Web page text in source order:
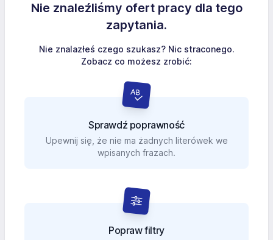
Nie znaleźliśmy ofert pracy dla tego
zapytania.
Nie znalazłeś czego szukasz? Nic straconego.
Zobacz co możesz zrobić:
Sprawdź poprawność
Upewnij się, że nie ma żadnych literówek we
wpisanych frazach.
Popraw filtry